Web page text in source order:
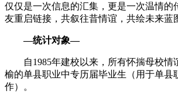
仅仅是一次信息的汇集，更是一次温情的
友重启链接，共叙往昔情谊，共绘未来蓝
—统计对象—
自1985年建校以来，所有怀揣母校情
榆的单县职业中专历届毕业生（用于单县
作）。